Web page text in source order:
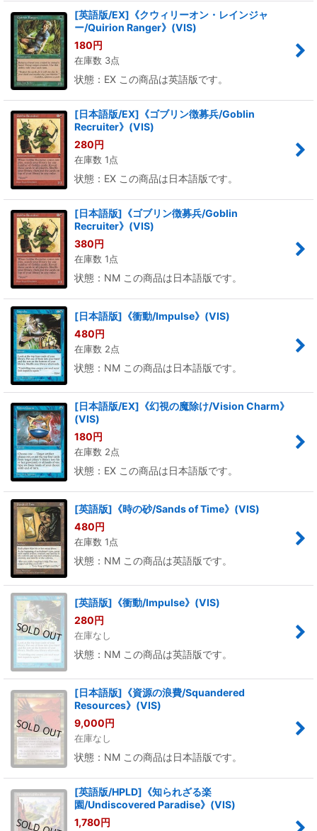
[英語版/EX]《クウィリーオン・レインジャ
ー/Quirion Ranger》(VIS)
180円
在庫数 3点
状態：EX この商品は英語版です。
[日本語版/EX]《ゴブリン徴募兵/Goblin
Recruiter》(VIS)
280円
在庫数 1点
状態：EX この商品は日本語版です。
[日本語版]《ゴブリン徴募兵/Goblin
Recruiter》(VIS)
380円
在庫数 1点
状態：NM この商品は日本語版です。
[日本語版]《衝動/Impulse》(VIS)
480円
在庫数 2点
状態：NM この商品は日本語版です。
[日本語版/EX]《幻視の魔除け/Vision Charm》
(VIS)
180円
在庫数 2点
状態：EX この商品は日本語版です。
[英語版]《時の砂/Sands of Time》(VIS)
480円
在庫数 1点
状態：NM この商品は英語版です。
[英語版]《衝動/Impulse》(VIS)
280円
在庫なし
状態：NM この商品は英語版です。
[日本語版]《資源の浪費/Squandered
Resources》(VIS)
9,000円
在庫なし
状態：NM この商品は日本語版です。
[英語版/HPLD]《知られざる楽
園/Undiscovered Paradise》(VIS)
1,780円